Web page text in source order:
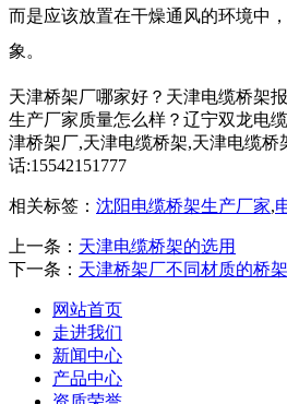
而是应该放置在干燥通风的环境中
象。
天津桥架厂哪家好？天津电缆桥架
生产厂家质量怎么样？辽宁双龙电
津桥架厂,天津电缆桥架,天津电缆桥
话:15542151777
相关标签： 沈阳电缆桥架生产厂家,
上一条： 天津电缆桥架的选用
下一条： 天津桥架厂不同材质的桥架
网站首页
走进我们
新闻中心
产品中心